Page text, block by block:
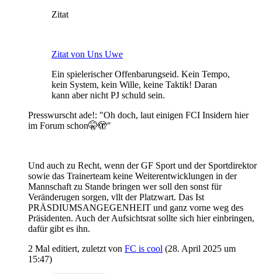
Zitat
Zitat von Uns Uwe
Ein spielerischer Offenbarungseid. Kein Tempo,
kein System, kein Wille, keine Taktik! Daran
kann aber nicht PJ schuld sein.
Presswurscht ade!: "Oh doch, laut einigen FCI Insidern hier
im Forum schon🤫🫣"
Und auch zu Recht, wenn der GF Sport und der Sportdirektor
sowie das Trainerteam keine Weiterentwicklungen in der
Mannschaft zu Stande bringen wer soll den sonst für
Veränderugen sorgen, vllt der Platzwart. Das Ist
PRÄSDIUMSANGEGENHEIT und ganz vorne weg des
Präsidenten. Auch der Aufsichtsrat sollte sich hier einbringen,
dafür gibt es ihn.
2 Mal editiert, zuletzt von FC is cool (28. April 2025 um
15:47)